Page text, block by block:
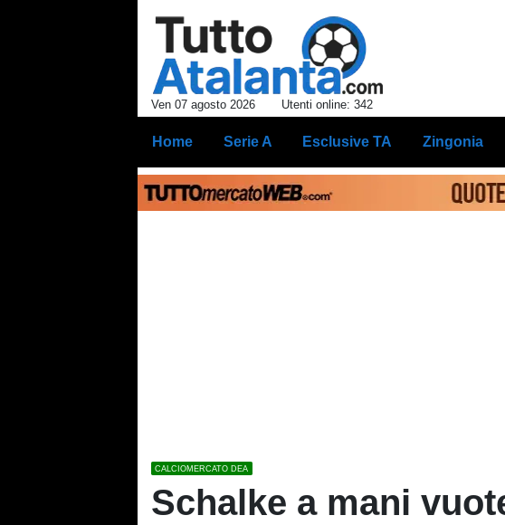
Ven 07 agosto 2026 Utenti online: 342
Home Serie A Esclusive TA Zingonia
CALCIOMERCATO DEA
Schalke a mani